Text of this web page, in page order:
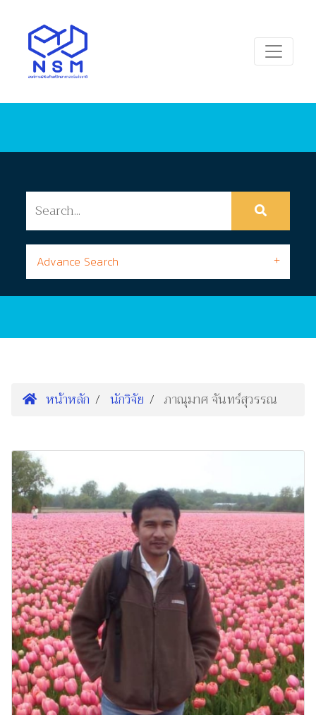
Advance Search
หน้าหลัก นักวิจัย ภาณุมาศ จันทร์สุวรรณ